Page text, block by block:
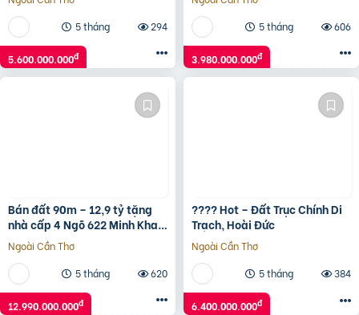
5 tháng
294
5.600.000.000đ
5 tháng
606
3.980.000.000đ
Bán đất 90m – 12,9 tỷ tặng
nhà cấp 4 Ngõ 622 Minh Khai
to như Phố ô tô vào nhà.
Ngoài Cần Thơ
5 tháng
620
12.990.000.000đ
???? Hot – Đất Trục Chính Di
Trạch, Hoài Đức
Ngoài Cần Thơ
5 tháng
384
6.400.000.000đ